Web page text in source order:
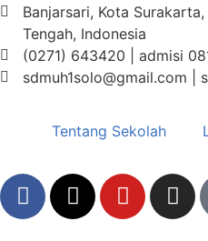
Banjarsari, Kota
Tengah, Indonesia
(0271) 643420 | admisi
sdmuh1solo@gmail.com |
Tentang Sekolah